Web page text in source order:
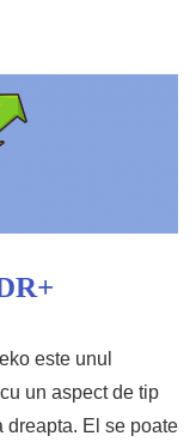
este unul
un aspect de tip
dreapta. El se poate